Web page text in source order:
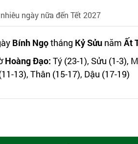
ngày nữa đến Tết 2027
Bính Ngọtháng Kỷ Sửu năm Ất
Hoàng Đạo: Tý (23-1), Sửu (1-3),
13), Thân (15-17), Dậu (17-19)